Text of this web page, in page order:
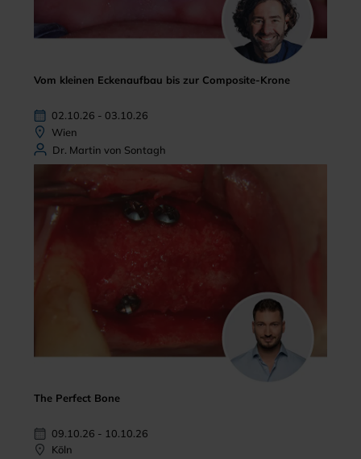
Vom kleinen Eckenaufbau bis zur Composite-Krone
02.10.26 - 03.10.26
Wien
Dr. Martin von Sontagh
The Perfect Bone
09.10.26 - 10.10.26
Köln